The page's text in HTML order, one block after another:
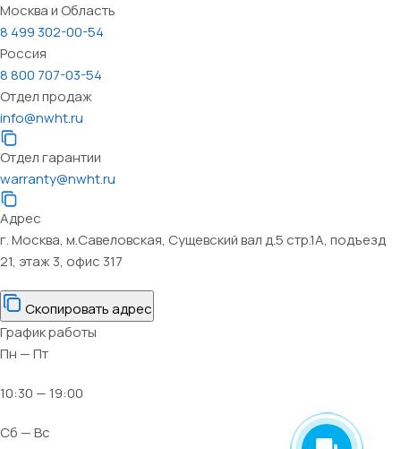
Москва и Область
8 499 302-00-54
Россия
8 800 707-03-54
Отдел продаж
info@nwht.ru
Отдел гарантии
warranty@nwht.ru
Адрес
г. Москва, м.Савеловская, Сущевский вал д.5 стр.1А, подъезд
21, этаж 3, офис 317
Скопировать адрес
График работы
Пн — Пт
10:30 — 19:00
Сб — Вс